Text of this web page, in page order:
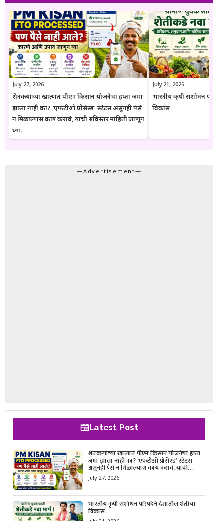
पोहोचवणे हा आहे. प्रकाशित माहिती वेळोवेळी अद्ययावत ठेवण्याचा प्रयत्न केला
जातो. अधिकृत निर्णयामध्ये बदल झाल्यास संबंधित लेख देखील अद्ययावत करण्यात
येतात. या संकेतस्थळावरील माहिती ही केवळ जनजागृती आणि मार्गदर्शनाच्या
उद्देशाने प्रकाशित केली जाते. कोणत्याही सरकारी योजनेसाठी अर्ज करण्यापूर्वी
संबंधित विभागाच्या अधिकृत संकेतस्थळावरील माहिती, नियम आणि अटींची
पडताळणी करण्याचा सल्ला दिला जातो.
July 27, 2026
शेतकऱ्यांच्या खात्यात पीएम किसान योजनेचा हप्ता जमा
झाला नाही का? ‘एफटीओ प्रोसेस्ड’ स्टेटस असूनही पैसे
न मिळाल्यास काय करावे, याची सविस्तर माहिती जाणून
घ्या.
July 21, 2026
भारतीय कृषी संशोधन
विकास
—Advertisement—
Latest Post
शेतकऱ्यांच्या खात्यात पीएम किसान योजनेचा हप्ता
जमा झाला नाही का? ‘एफटीओ प्रोसेस्ड’ स्टेटस
असूनही पैसे न मिळाल्यास काय करावे, याची
सविस्तर माहिती जाणून घ्या.
July 27, 2026
भारतीय कृषी संशोधन परिषदेने देशातील शेतीचा
विकास